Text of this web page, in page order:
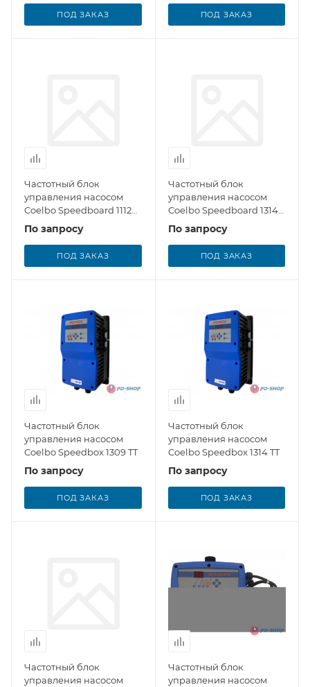
ПОД ЗАКАЗ ПОД ЗАКАЗ
Частотный блок
управления насосом
Coelbo Speedboard 1112
MM
По запросу
ПОД ЗАКАЗ
Частотный блок
управления насосом
Coelbo Speedboard 1314
TT
По запросу
ПОД ЗАКАЗ
Частотный блок
управления насосом
Coelbo Speedbox 1309 TT
По запросу
ПОД ЗАКАЗ
Частотный блок
управления насосом
Coelbo Speedbox 1314 TT
По запросу
ПОД ЗАКАЗ
Частотный блок
управления насосом
Частотный блок
управления насосом